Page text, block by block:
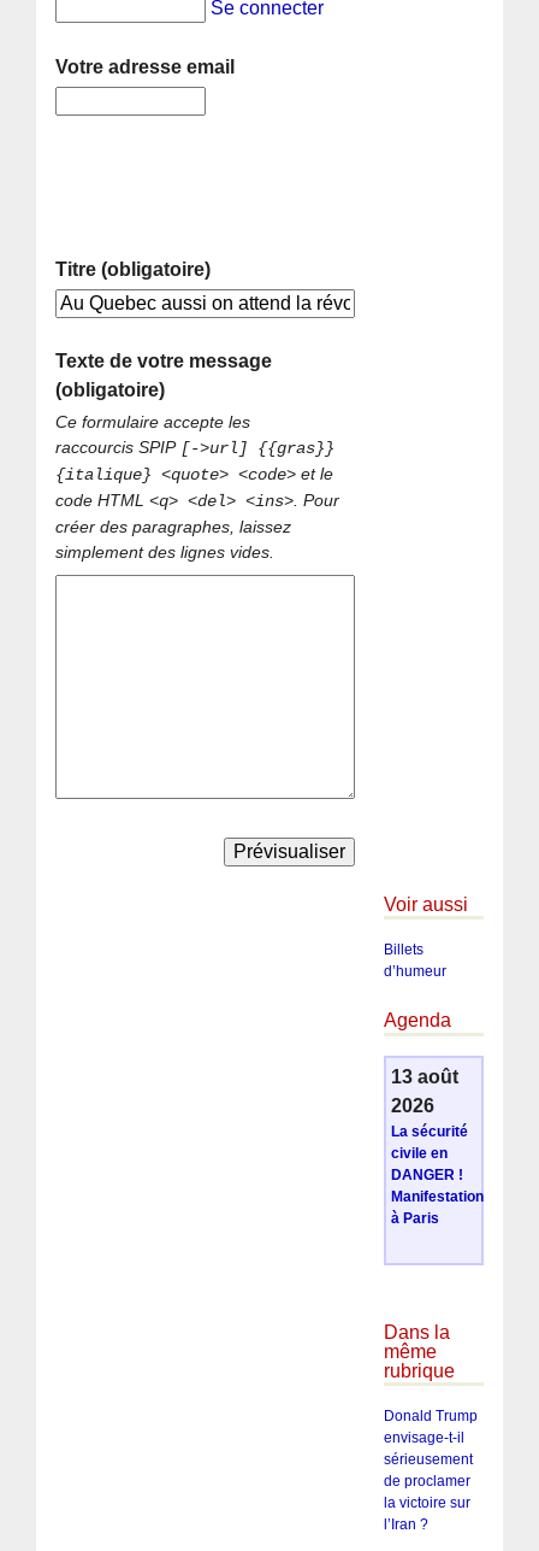
Se connecter
Votre adresse email
Titre (obligatoire)
Texte de votre message
(obligatoire)
Ce formulaire accepte les
raccourcis SPIP [->url] {{gras}}
{italique} <quote> <code> et le
code HTML<q> <del> <ins>. Pour
créer des paragraphes, laissez
simplement des lignes vides.
Voir aussi
Billets
d’humeur
Agenda
13 août
2026
La sécurité
civile en
DANGER !
Manifestation
à Paris
Dans la
même
rubrique
Donald Trump
envisage-t-il
sérieusement
de proclamer
la victoire sur
l’Iran ?